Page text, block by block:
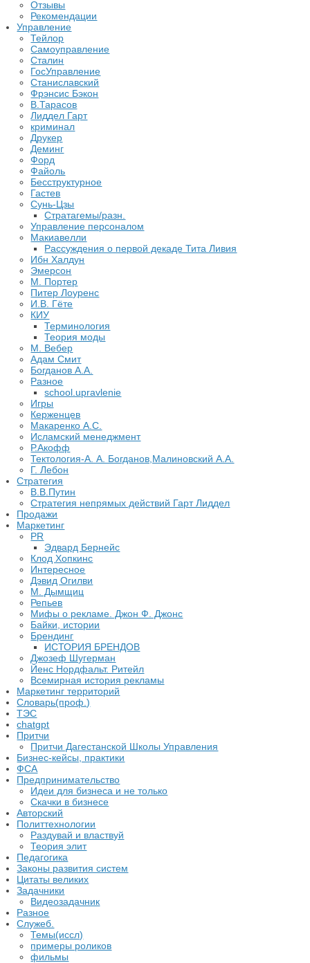
Отзывы
Рекомендации
Управление
Тейлор
Самоуправление
Сталин
ГосУправление
Станиславский
Фрэнсис Бэкон
В.Тарасов
Лиддел Гарт
криминал
Друкер
Деминг
Форд
Файоль
Бесструктурное
Гастев
Сунь-Цзы
Стратагемы/разн.
Управление персоналом
Макиавелли
Рассуждения о первой декаде Тита Ливия
Ибн Халдун
Эмерсон
М. Портер
Питер Лоуренс
И.В. Гёте
КИУ
Терминология
Теория моды
М. Вебер
Адам Смит
Богданов А.А.
Разное
school.upravlenie
Игры
Керженцев
Макаренко А.С.
Исламский менеджмент
Р.Акофф
Тектология-А. А. Богданов,Малиновский А.А.
​Г. Лебон
Стратегия
В.В.Путин
​Стратегия непрямых действий Гарт Лиддел
Продажи
Маркетинг
PR
Эдвард Бернейс
Клод Хопкинс
Интересное
Дэвид Огилви
М. Дымщиц
Репьев
Мифы о рекламе. Джон Ф. Джонс
Байки, истории
Брендинг
ИСТОРИЯ БРЕНДОВ
Джозеф Шугерман
​Йенс Нордфальт. Ритейл
Всемирная история рекламы
Маркетинг территорий
Словарь(проф.)
ТЭС
chatgpt
Притчи
Притчи Дагестанской Школы Управления
Бизнес-кейсы, практики
ФСА
Предпринимательство
Идеи для бизнеса и не только
Скачки в бизнесе
Авторский
Политтехнологии
Раздувай и властвуй
Теория элит
​Педагогика
Законы развития систем
Цитаты великих
Задачники
Видеозадачник
Разное
Служеб.
Темы(иссл)
примеры роликов
фильмы